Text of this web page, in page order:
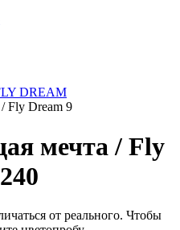
DREAM
Fly Dream 9
мечта / Fly
от реального. Чтобы